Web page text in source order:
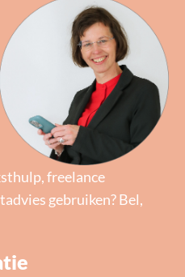
freelance
gebruiken? Bel,